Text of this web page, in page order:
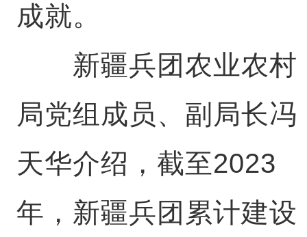
成就。
新疆兵团农业农村
局党组成员、副局长冯
天华介绍，截至2023
年，新疆兵团累计建设